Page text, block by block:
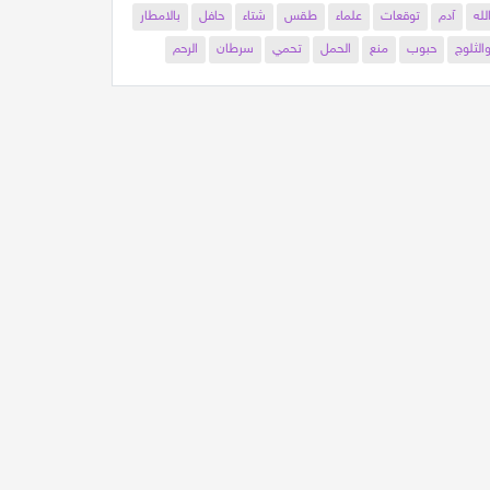
الله آدم توقعات علماء طقس شتاء حافل
بالامطار
والثلوج
حبوب منع الحمل تحمي سرطان الرحم